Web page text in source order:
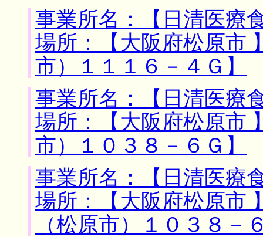
事業所名：【日清医
場所：【大阪府松原市
市）１１１６－４Ｇ】
事業所名：【日清医
場所：【大阪府松原市
市）１０３８－６Ｇ】
事業所名：【日清医
場所：【大阪府松原市
（松原市）１０３８－